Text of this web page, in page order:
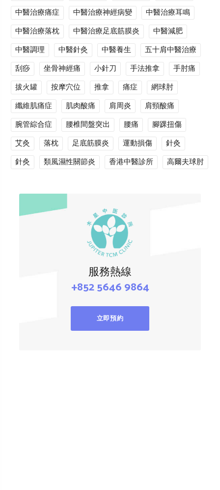
中醫治療痛症
中醫治療神經病變
中醫治療耳鳴
中醫治療落枕
中醫治療足底筋膜炎
中醫減肥
中醫調理
中醫針灸 中醫養生
五十肩中醫治療
刮痧
坐骨神經痛 小針刀 手法推拿
手肘痛
拔火罐
按摩穴位 推拿 痛症
網球肘
纖維肌痛症
肌肉酸痛 肩周炎
肩頸酸痛
腕管綜合症
腰椎間盤突出 腰痛
腳踝扭傷
艾灸
落枕 足底筋膜炎 運動損傷
針灸
針灸
類風濕性關節炎 香港中醫診所 高爾夫球肘
服務熱線
+852 5646 9864
立即預約